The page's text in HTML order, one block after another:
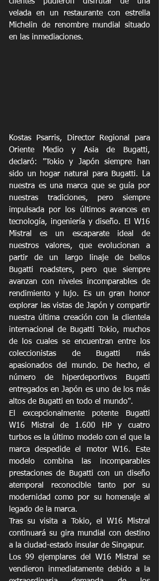
velada en un restaurante con estrella
Michelin de renombre mundial situado
en las inmediaciones.
Kostas Psarris, Director Regional para
Oriente Medio y Asia de Bugatti,
declaró: "Tokio y Japón siempre han
sido un hogar natural para Bugatti. La
nuestra es una marca que se guía por
nuestras tradiciones, pero siempre
impulsada por los últimos avances en
tecnología, ingeniería y diseño. El W16
Mistral es un escaparate ideal de
nuestros valores, que evolucionan a
partir de un largo linaje de bellos
Bugatti roadsters, pero que siempre
avanzan con niveles incomparables de
rendimiento y lujo. Es un gran honor
explorar las vistas de Japón y compartir
nuestra última creación con la clientela
internacional de Bugatti Tokio, muchos
de los cuales se encuentran entre los
coleccionistas de Bugatti más
apasionados del mundo. De hecho, el
número de hiperdeportivos Bugatti
entregados en Japón es uno de los más
altos de Bugatti en todo el mundo".
El excepcionalmente potente Bugatti
W16 Mistral de 1.600 HP y cuatro
turbos es la último modelo con el que la
marca despedide el motor W16. Este
modelo combina las incomparables
prestaciones de Bugatti con un diseño
atemporal reconocible tanto por su
modernidad como por su homenaje al
legado de la marca.
Tras su visita a Tokio, el W16 Mistral
continuará su gira mundial con destino
a la ciudad-estado insular de Singapur.
Los 99 ejemplares del W16 Mistral se
vendieron inmediatamente debido a la